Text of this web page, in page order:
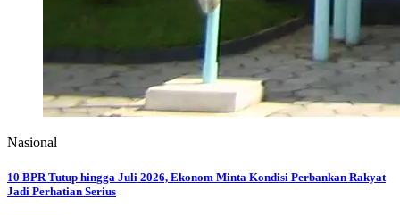
Nasional
10 BPR Tutup hingga Juli 2026, Ekonom Minta Kondisi Perbankan Rakyat
Jadi Perhatian Serius